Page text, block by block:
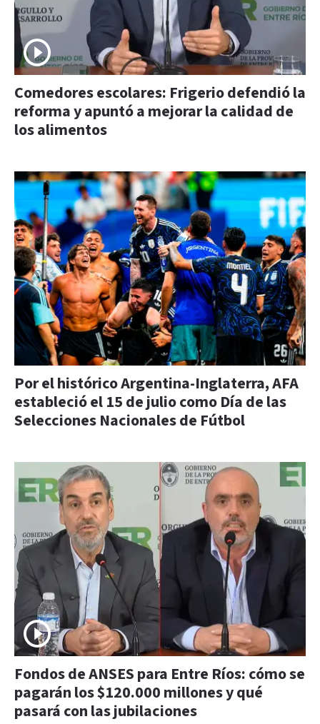
Comedores escolares: Frigerio defendió la
reforma y apuntó a mejorar la calidad de
los alimentos
Por el histórico Argentina-Inglaterra, AFA
estableció el 15 de julio como Día de las
Selecciones Nacionales de Fútbol
Fondos de ANSES para Entre Ríos: cómo se
pagarán los $120.000 millones y qué
pasará con las jubilaciones